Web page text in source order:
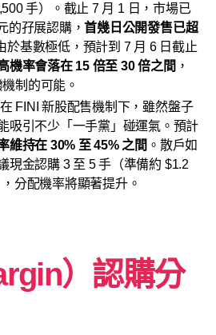
手）。截止 7 月 1 日，市場已
的孖展認購，首幾日公開發售已超
於基數極低，預計到 7 月 6 日截止
機率會落在 15 倍至 30 倍之間 ，
制的可能。
在 FINI 新股配售機制下，雖然盤子
吸引不少「一手黨」碰運氣。預計
維持在 30% 至 45% 之間 。散戶如
現金認購 3 至 5 手（準備約 $1.2
分配機率將顯著提升。
）認購分